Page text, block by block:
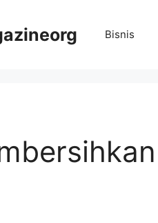
Bisnis